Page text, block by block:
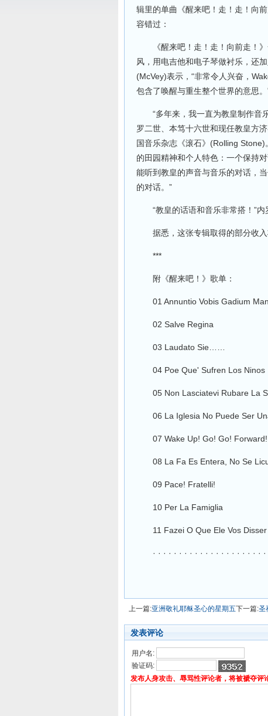
辑里的单曲《醒来吧！走！走！向
容错过：
《醒来吧！走！走！向前走！》
风，用电吉他和电子琴做衬乐，还
(McVey)表示，“非常令人兴奋，
包含了唤醒与重生整个世界的意思。
“多年来，我一直为教皇制作音乐
罗二世、本笃十六世和现任教皇方
国音乐杂志《滚石》(Rolling
的田园精神和个人特色：一个保持
能听到教皇的声音与音乐的对话，
的对话。”
“教皇的话语和音乐非常搭！”内
据悉，这张专辑取得的部分收入
***
附《醒来吧！》歌单：
01 Annuntio Vobis Gadium
02 Salve Regina
03 Laudato Sie……
04 Poe Que' Sufren Los Ninos
05 Non Lasciatevi Rubare La
06 La Iglesia No Puede Ser
07 Wake Up! Go! Go! Forward!
08 La Fa Es Entera, No Se
09 Pace! Fratelli!
10 Per La Famiglia
11 Fazei O Que Ele Vos Disser
· · · · · · · · · · · · · · · · · · · · · ·
上一篇:亚洲敬礼耶稣圣心的星期五下一篇:圣
发表评论
用户名:
验证码:
发布人身攻击、辱骂性评论者，将被褫夺评